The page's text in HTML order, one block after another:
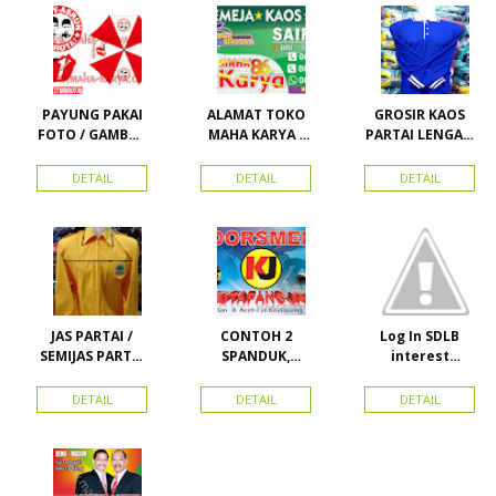
PAYUNG PAKAI
FOTO / GAMBAR
KAMPANYE,
PARTAI DAN
DETAIL
ALAMAT TOKO
MAHA KARYA /
PERDANA 411
DETAIL
GROSIR KAOS
PARTAI LENGAN
MURAH
LACOSTE SEMUA
STOK
DETAIL
JAS PARTAI /
SEMIJAS PARTAI
DETAIL
CONTOH 2
SPANDUK,
KARTU NAMA
DETAIL
Log In SDLB
interest
DETAIL